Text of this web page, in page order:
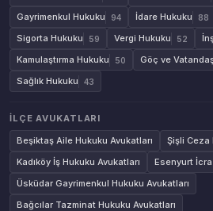
Gayrimenkul Hukuku 94 İdare Hukuku 88
Sigorta Hukuku 59 Vergi Hukuku 52
Kamulaştırma Hukuku 50 Göç ve
Sağlık Hukuku 43
İLÇE AVUKATLARI
Beşiktaş Aile Hukuku Avukatları
Şişli Ceza
Kadıköy İş Hukuku Avukatları
Esenyurt
Üsküdar Gayrimenkul Hukuku Avukatları
Bağcılar Tazminat Hukuku Avukatları